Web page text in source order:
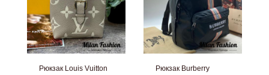
Рюкзак Louis Vuitton
Рюкзак Burberry